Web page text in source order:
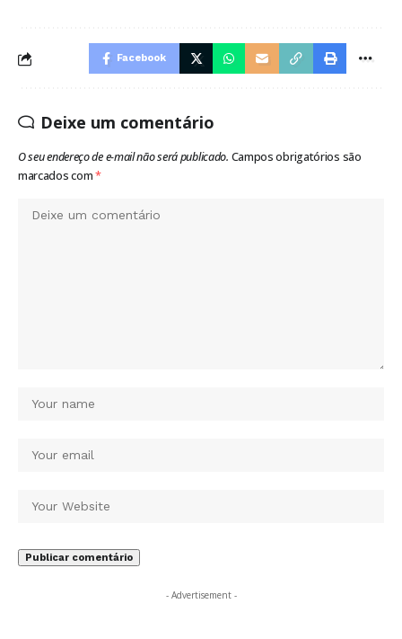
Facebook
Deixe um comentário
O seu endereço de e-mail não será publicado. Campos obrigatórios são
marcados com*
- Advertisement -